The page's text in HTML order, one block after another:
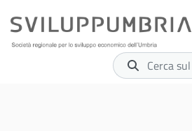
Cerca sul sito